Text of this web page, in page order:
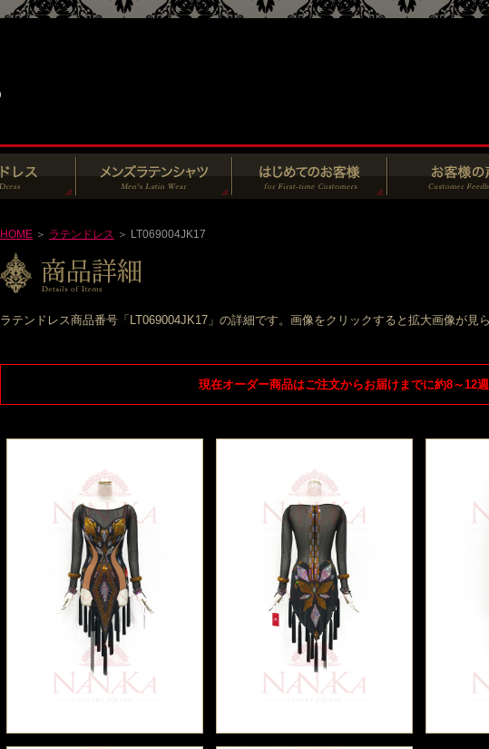
HOME ＞ ラテンドレス ＞ LT069004JK17
ラテンドレス商品番号「LT069004JK17」の詳細です。画像をクリックすると拡大画像が見ら
現在オーダー商品はご注文からお届けまでに約8～12